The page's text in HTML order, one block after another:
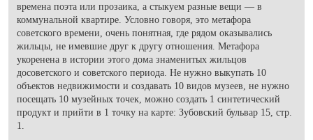
времена поэта или прозаика, а стыкуем разные вещи — в
коммунальной квартире. Условно говоря, это метафора
советского времени, очень понятная, где рядом оказывались
жильцы, не имевшие друг к другу отношения. Метафора
укоренена в истории этого дома знаменитых жильцов
досоветского и советского периода. Не нужно выкупать 10
объектов недвижимости и создавать 10 видов музеев, не нужно
посещать 10 музейных точек, можно создать 1 синтетический
продукт и прийти в 1 точку на карте: Зубовский бульвар 15, стр.
1.